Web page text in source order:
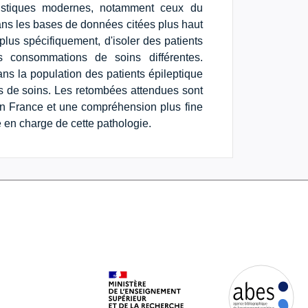
modernes, notamment ceux du
les bases de données citées plus haut
spécifiquement, d'isoler des patients
de soins différentes.
la population des patients épileptique
soins. Les retombées attendues sont
France et une compréhension plus fine
charge de cette pathologie.